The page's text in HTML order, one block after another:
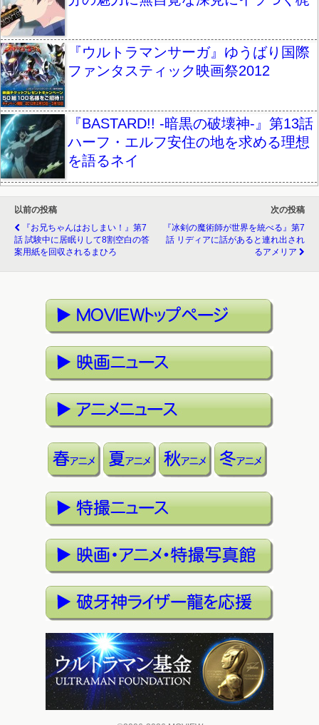
『ウルトラマンサーガ』ゆうばり国際
ファンタスティック映画祭2012
『BASTARD!! -暗黒の破壊神-』第13話
ハーフ・エルフ安住の地を求める理想
を語るネイ
以前の投稿
『お兄ちゃんはおしまい！』第7
話 試験中に居眠りして8割空白の答
案用紙を回収されるまひろ
次の投稿
『冰剣の魔術師が世界を統べる』第7
話 リディアに話があると連れ出され
るアメリア